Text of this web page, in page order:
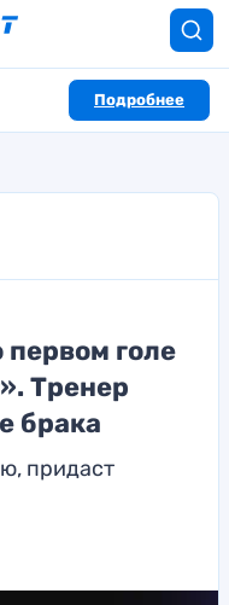
Подробнее
голе
Тренер
брака
придаст